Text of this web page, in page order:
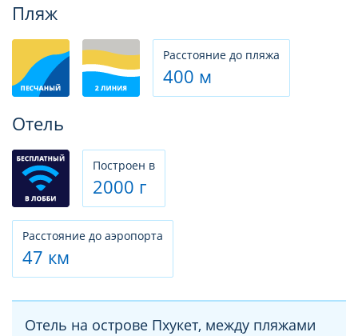
Пляж
Расстояние до пляжа
400 м
Отель
Построен в
2000 г
Расстояние до аэропорта
47 км
Отель на острове Пхукет, между пляжами